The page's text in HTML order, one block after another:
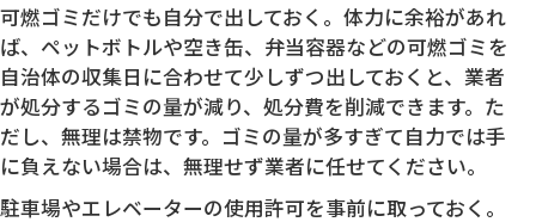
可燃ゴミだけでも自分で出しておく。体力に余裕があれ
ば、ペットボトルや空き缶、弁当容器などの可燃ゴミを
自治体の収集日に合わせて少しずつ出しておくと、業者
が処分するゴミの量が減り、処分費を削減できます。た
だし、無理は禁物です。ゴミの量が多すぎて自力では手
に負えない場合は、無理せず業者に任せてください。
駐車場やエレベーターの使用許可を事前に取っておく。